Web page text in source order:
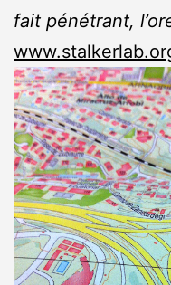
fait pénétrant,